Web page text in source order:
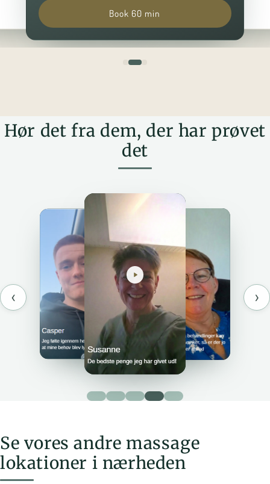
Book 60 min
Hør det fra dem, der har prøvet
det
‹ ›
Se vores andre massage
lokationer i nærheden